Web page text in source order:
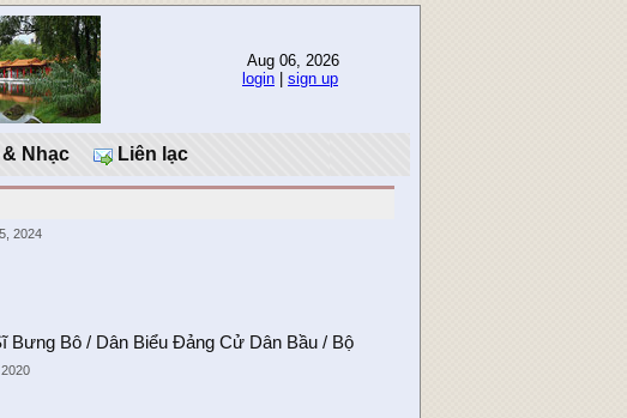
Aug 06, 2026
login
sign up
Nhạc Liên lạc
2024
Bưng Bô / Dân Biểu Đảng Cử Dân Bầu / Bộ